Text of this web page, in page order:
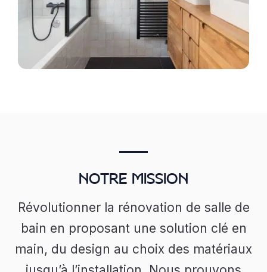
NOTRE MISSION
Révolutionner la rénovation de salle de
bain en proposant une solution clé en
main, du design au choix des matériaux